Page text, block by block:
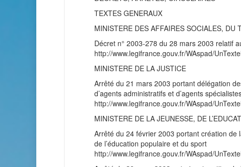
TEXTES GENERAUX
MINISTERE DES AFFAIRES SOCIALES, DU
Décret n° 2003-278 du 28 mars 2003 relatif
http://www.legifrance.gouv.fr/WAspad/
MINISTERE DE LA JUSTICE
Arrêté du 21 mars 2003 portant délégation
d’agents administratifs et d’agents
http://www.legifrance.gouv.fr/WAspad/
MINISTERE DE LA JEUNESSE, DE
Arrêté du 24 février 2003 portant création
de l’éducation populaire et du sport
http://www.legifrance.gouv.fr/WAspad/